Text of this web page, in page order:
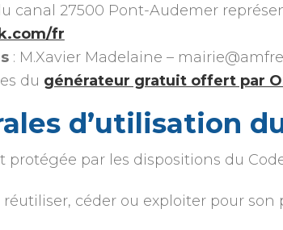
canal 27500 Pont-Audemer
fr
: M.Xavier Madelaine –
du générateur gratuit offert par
d’utilisation
protégée par les dispositions du
céder ou exploiter pour